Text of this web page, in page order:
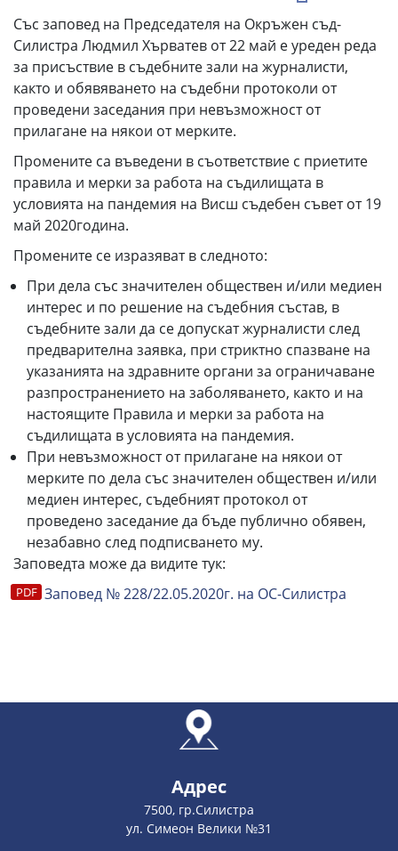
Със заповед на Председателя на Окръжен съд-
Силистра Людмил Хърватев от 22 май е уреден реда
за присъствие в съдебните зали на журналисти,
както и обявяването на съдебни протоколи от
проведени заседания при невъзможност от
прилагане на някои от мерките.
Промените са въведени в съответствие с приетите
правила и мерки за работа на съдилищата в
условията на пандемия на Висш съдебен съвет от 19
май 2020година.
Промените се изразяват в следното:
При дела със значителен обществен и/или медиен
интерес и по решение на съдебния състав, в
съдебните зали да се допускат журналисти след
предварителна заявка, при стриктно спазване на
указанията на здравните органи за ограничаване
разпространението на заболяването, както и на
настоящите Правила и мерки за работа на
съдилищата в условията на пандемия.
При невъзможност от прилагане на някои от
мерките по дела със значителен обществен и/или
медиен интерес, съдебният протокол от
проведено заседание да бъде публично обявен,
незабавно след подписването му.
Заповедта може да видите тук:
Заповед № 228/22.05.2020г. на ОС-Силистра
Адрес
7500, гр.Силистра
ул. Симеон Велики №31